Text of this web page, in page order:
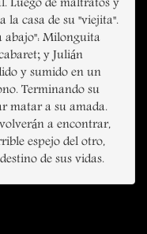
Luego de maltratos y
la casa de su "viejita".
abajo": Milonguita
y Julián
y sumido en un
Terminando su
matar a su amada.
a encontrar,
espejo del otro,
de sus vidas.